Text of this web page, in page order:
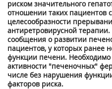
риском значительного
отношении таких пациентов
целесообразности
антиретровирусной
сообщения о развитии
пациентов, у которых ранее
функции печени.
активности "печеночных"
числе без нарушения
факторов риска.